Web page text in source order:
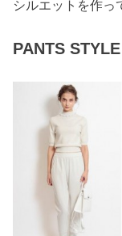
シルエットを作っ
PANTS STYLE